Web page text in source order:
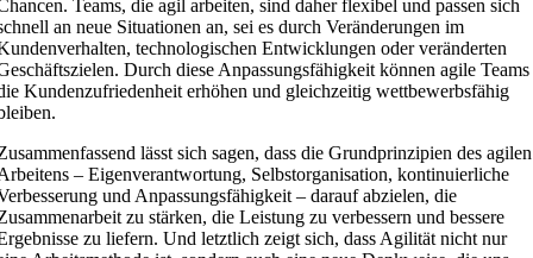
Teams, die agil arbeiten, sind daher flexibel und passen sich
an neue Situationen an, sei es durch Veränderungen im
technologischen Entwicklungen oder veränderten
Durch diese Anpassungsfähigkeit können agile Teams
Kundenzufriedenheit erhöhen und gleichzeitig wettbewerbsfähig
lässt sich sagen, dass die Grundprinzipien des agilen
– Eigenverantwortung, Selbstorganisation, kontinuierliche
und Anpassungsfähigkeit – darauf abzielen, die
zu stärken, die Leistung zu verbessern und bessere
zu liefern. Und letztlich zeigt sich, dass Agilität nicht nur